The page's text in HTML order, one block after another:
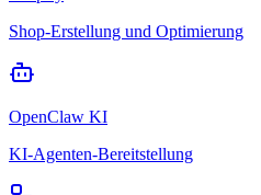
Shop-Erstellung und Optimierung
OpenClaw KI
KI-Agenten-Bereitstellung